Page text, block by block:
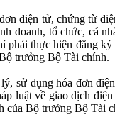
điện tử, chứng từ
doanh, tổ chức, cá
phải thực hiện đăng
trưởng Bộ Tài chính.
sử dụng hóa đơn
luật về giao dịch
của Bộ trưởng Bộ Tài